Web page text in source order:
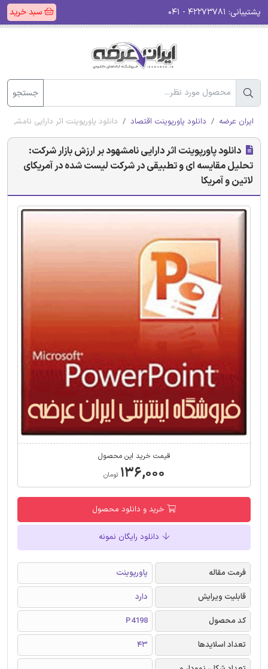
پشتیبانی: سبد خرید
جستجو
ایران عرضه دانلود پاورپوینت اقتصاد دانلود پاورپوینت اثر دارایی
دانلود پاورپوینت اثر دارایی نامشهود بر ارزش بازار شرکت:
تحلیل مقایسه ای و تطبیقی در شرکت لیست شده در آمریکای
لاتین و آمریکا
قیمت خرید این محصول
۱۳۶,۰۰۰ تومان
خرید و دانلود محصول
دانلود رایگان نمونه
فرمت مقاله
پاورپوینت
قابلیت ویرایش
دارد
کد محصول
P4198
تعداد اسلایدها
43